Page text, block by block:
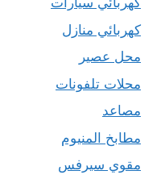
كهربائي منازل
محل عصير
محلات تلفونات
مصاعد
مطابخ المنيوم
مقوي سيرفس